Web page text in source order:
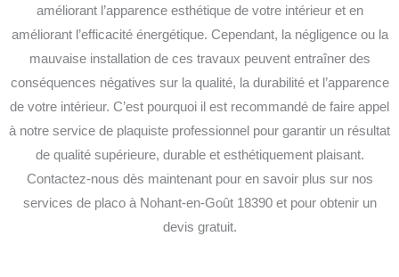
améliorant l’apparence esthétique de votre intérieur et en
améliorant l’efficacité énergétique. Cependant, la négligence ou la
mauvaise installation de ces travaux peuvent entraîner des
conséquences négatives sur la qualité, la durabilité et l’apparence
de votre intérieur. C’est pourquoi il est recommandé de faire appel
à notre service de plaquiste professionnel pour garantir un résultat
de qualité supérieure, durable et esthétiquement plaisant.
Contactez-nous dès maintenant pour en savoir plus sur nos
services de placo à Nohant-en-Goût 18390 et pour obtenir un
devis gratuit.